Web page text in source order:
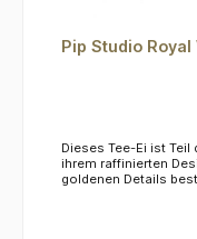
Pip Studio
Dieses Tee-Ei ist
ihrem raffinierten
goldenen Details